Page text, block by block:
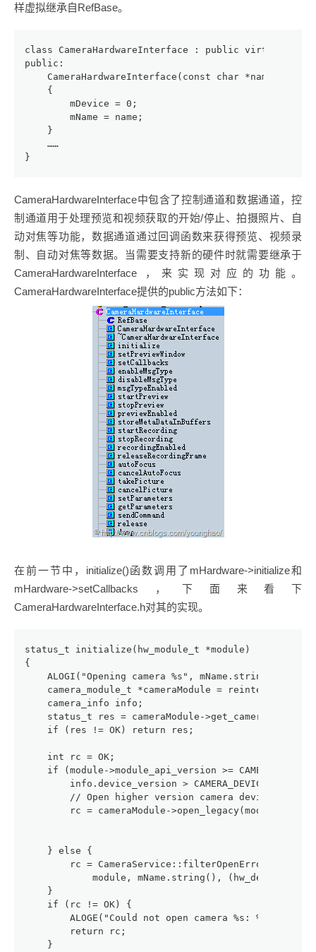
样虚拟继承自RefBase。
class CameraHardwareInterface : public virtual
public:
    CameraHardwareInterface(const char *name)
    {
        mDevice = 0;
        mName = name;
    }
    ……
}
CameraHardwareInterface中包含了控制通道和数据通道，控
制通道用于处理预览和视频获取的开始/停止、拍摄照片、自
动对焦等功能，数据通道通过回调函数来获得预览、视频录
制、自动对焦等数据。当需要支持新的硬件时就需要继承于
CameraHardwareInterface ，来实现对应的功能。
CameraHardwareInterface提供的public方法如下：
在前一节中，initialize()函数调用了mHardware->initialize和
mHardware->setCallbacks，下面来看下
CameraHardwareInterface.h对其的实现。
status_t initialize(hw_module_t *module)
{
    ALOGI("Opening camera %s", mName.string());
camera_module_t *cameraModule =
    camera_info info;
status_t res = cameraModule-
    if (res != OK) return res;
    int rc = OK;
if (module->module_api_version >=
info.device_version >
// Open higher version camera device as
rc = cameraModule->open_legacy(module,
    } else {
rc =
module, mName.string(), (hw_device_t
    }
    if (rc != OK) {
ALOGE("Could not open camera %s: %d",
        return rc;
    }